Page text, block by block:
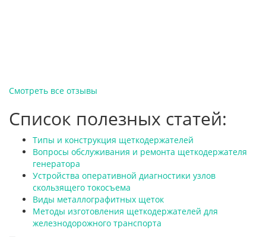
Смотреть все отзывы
Список полезных статей:
Типы и конструкция щеткодержателей
Вопросы обслуживания и ремонта щеткодержателя
генератора
Устройства оперативной диагностики узлов
скользящего токосъема
Виды металлографитных щеток
Методы изготовления щеткодержателей для
железнодорожного транспорта